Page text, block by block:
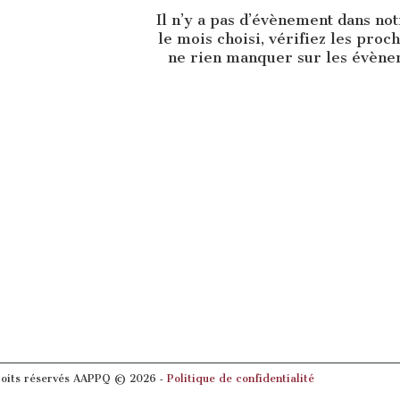
Il n’y a pas d’évènement dans
le mois choisi, vérifiez les
ne rien manquer sur les
réservés AAPPQ © 2026 ‐ Politique de confidentialité